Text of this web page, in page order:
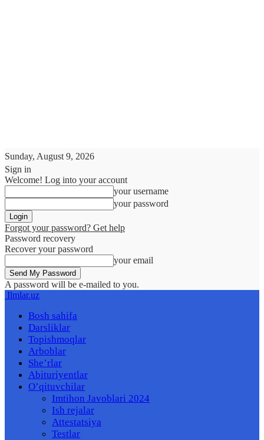
Sunday, August 9, 2026
Sign in
Welcome! Log into your account
your username
your password
Forgot your password? Get help
Password recovery
Recover your password
your email
A password will be e-mailed to you.
Ilmlar.uz
Bosh sahifa
Darsliklar
Topishmoqlar
Arboblar
She’rlar
Abituriyentlar
O’qituvchilar
Imtihon Javoblari 2024
Ish rejalar
Attestatsiya
Testlar